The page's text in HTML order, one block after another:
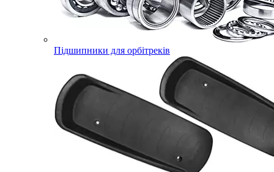
Підшипники для орбітреків